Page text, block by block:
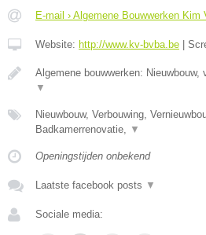
E-mail › Algemene Bouwwerken
Website: http://www.kv-bvba.be
Algemene bouwwerken: Nieuwbouw,
▼
Nieuwbouw, Verbouwing,
Badkamerrenovatie, ▼
Openingstijden onbekend
Laatste facebook posts ▼
Sociale media: